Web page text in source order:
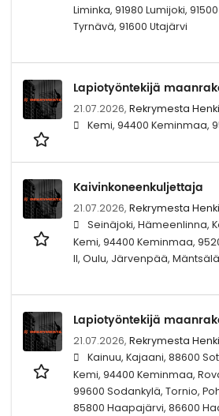
Liminka, 91980 Lumijoki,
Tyrnävä, 91600 Utajärvi
Lapiotyöntekijä
21.07.2026, Rekrymesta
Kemi, 94400 Keminmaa,
Kaivinkoneenkuljettaja
21.07.2026, Rekrymesta
Seinäjoki, Hämeenlinna,
Kemi, 94400 Keminmaa,
II, Oulu, Järvenpää,
Lapiotyöntekijä
21.07.2026, Rekrymesta
Kainuu, Kajaani, 88600
Kemi, 94400 Keminmaa,
99600 Sodankylä, Tornio,
85800 Haapajärvi, 86600